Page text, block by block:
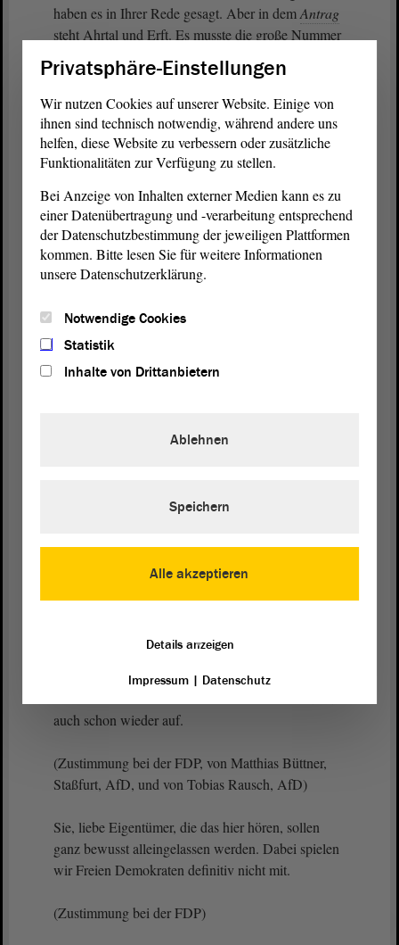
haben es in Ihrer Rede gesagt. Aber in demAntrag
steht Ahrtal und Erft. Es musste die große Nummer
(Zustimmung bei der FDP)
Ich gehe noch einmal zurück: Lösungen u finden,
die fair und bezahlbar sind, Lösungen, die die
Antragder GRÜNEN ist aus unserer Sicht nicht
lebensnah, sondern eigentümerfeindlich.
(Zustimmung bei der FDP, von Matthias Büttner,
Matthias Büttner, Staßfurt, AfD: Ja!)
Die GRÜNEN fordern den
festzustellen, dass die Bevölkerung mit den
enormen Landesausgaben zur Beseitigung der
das aus Ihrer Sicht alleingelassen? Sie von der
Eigentümer alleinlassen, indem Sie fordern, die
absehbar höheren Beiträge zur
auch schon wieder auf.
(Zustimmung bei der FDP, von Matthias Büttner,
Staßfurt, AfD, und von Tobias Rausch, AfD)
Sie, liebe Eigentümer, die das hier hören, sollen
ganz bewusst alleingelassen werden. Dabei spielen
wir Freien Demokraten definitiv nicht mit.
(Zustimmung bei der FDP)
Privatsphäre-Einstellungen
Wir nutzen Cookies auf unserer Website. Einige von
ihnen sind technisch notwendig, während andere uns
helfen, diese Website zu verbessern oder zusätzliche
Funktionalitäten zur Verfügung zu stellen.
Bei Anzeige von Inhalten externer Medien kann es zu
einer Datenübertragung und -verarbeitung entsprechend
der Datenschutzbestimmung der jeweiligen Plattformen
kommen. Bitte lesen Sie für weitere Informationen
unsere Datenschutzerklärung.
Notwendige Cookies
Statistik
Inhalte von Drittanbietern
Alle akzeptieren
Ablehnen
Speichern
Details anzeigen
Impressum| Datenschutz